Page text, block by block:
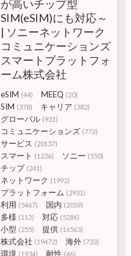
が高いチップ型
SIM(eSIM)にも対応～
| ソニーネットワーク
コミュニケーションズ
スマートプラットフォ
ーム株式会社
eSIM (44) MEEQ (20)
SIM (378) キャリア (382)
グローバル (931)
コミュニケーションズ (772)
サービス (20137)
スマート (1236) ソニー (550)
チップ (241)
ネットワーク (1992)
プラットフォーム (2931)
利用 (5467) 国内 (2059)
多様 (112) 対応 (5286)
小型 (255) 提供 (16563)
株式会社 (19472) 海外 (733)
環境 (1934) 耐性 (46)